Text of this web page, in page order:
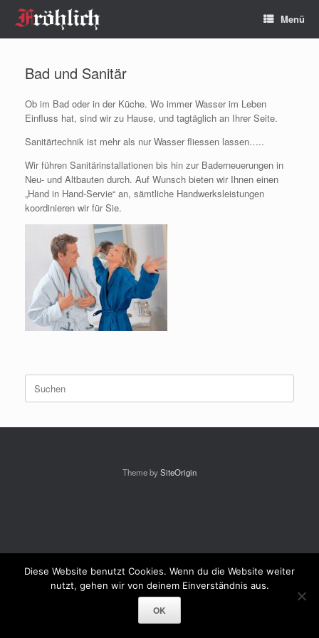
Inhalt
Menü
Bad und Sanitär
Ob im Bad oder in der Küche. Wo immer Wasser im Leben
Einfluss hat, sind wir zu Hause, und tagtäglich an Ihrer Seite.
Sanitärtechnik ist mehr als nur Wasser fliessen lassen…..
Wir führen Sanitärinstallationen bis hin zur Baderneuerungen in
Neu- und Altbauten durch. Auf Wunsch bieten wir Ihnen einen
„Hand in Hand-Servie“ an, sämtliche Handwerksleistungen
koordinieren wir für Sie.
Suchen
nach:
Theme bySiteOrigin
Diese Website benutzt Cookies. Wenn du die Website weiter
nutzt, gehen wir von deinem Einverständnis aus.
OK